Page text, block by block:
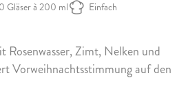
Gläser à 200 ml Einfach
Rosenwasser, Zimt, Nelken und
Vorweihnachtsstimmung auf den